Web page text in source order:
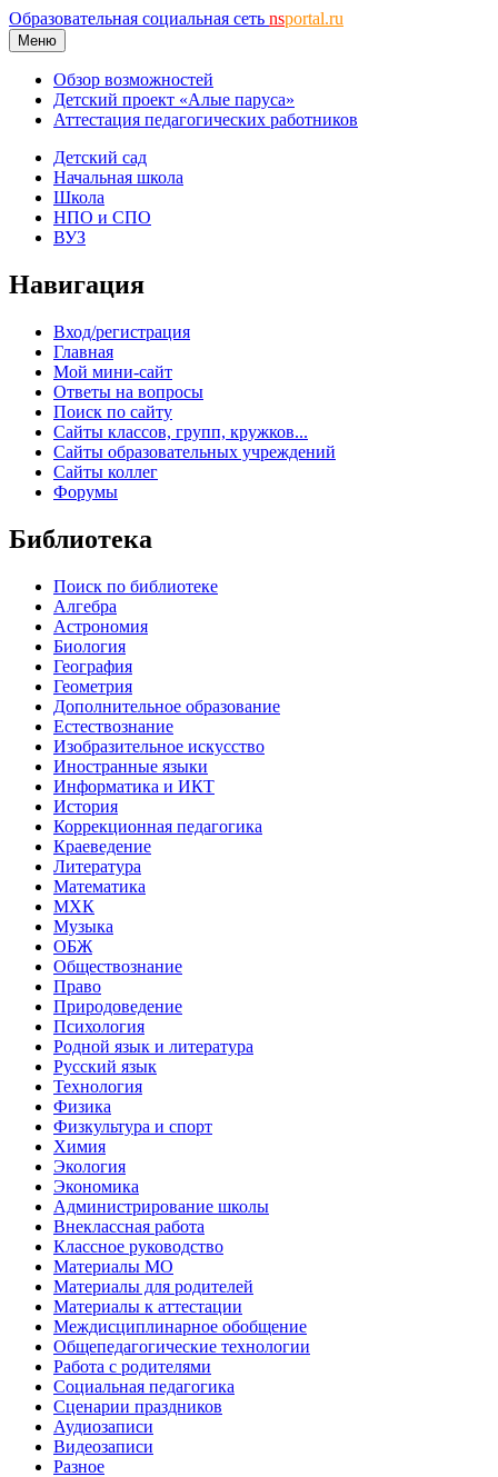
Образовательная социальная сеть nsportal.ru
Меню
Обзор возможностей
Детский проект «Алые паруса»
Аттестация педагогических работников
Детский сад
Начальная школа
Школа
НПО и СПО
ВУЗ
Навигация
Вход/регистрация
Главная
Мой мини-сайт
Ответы на вопросы
Поиск по сайту
Сайты классов, групп, кружков...
Сайты образовательных учреждений
Сайты коллег
Форумы
Библиотека
Поиск по библиотеке
Алгебра
Астрономия
Биология
География
Геометрия
Дополнительное образование
Естествознание
Изобразительное искусство
Иностранные языки
Информатика и ИКТ
История
Коррекционная педагогика
Краеведение
Литература
Математика
МХК
Музыка
ОБЖ
Обществознание
Право
Природоведение
Психология
Родной язык и литература
Русский язык
Технология
Физика
Физкультура и спорт
Химия
Экология
Экономика
Администрирование школы
Внеклассная работа
Классное руководство
Материалы МО
Материалы для родителей
Материалы к аттестации
Междисциплинарное обобщение
Общепедагогические технологии
Работа с родителями
Социальная педагогика
Сценарии праздников
Аудиозаписи
Видеозаписи
Разное